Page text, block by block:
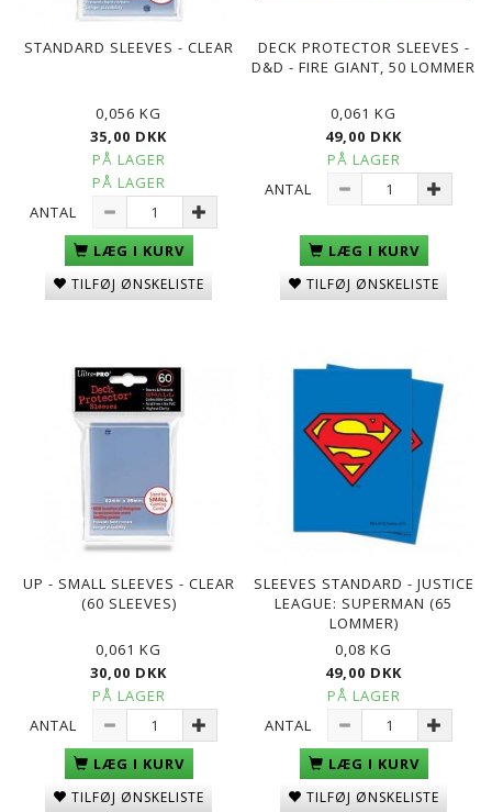
STANDARD SLEEVES - CLEAR
0,056 KG
35,00 DKK
PÅ LAGER
PÅ LAGER
ANTAL
LÆG I KURV
TILFØJ ØNSKELISTE
DECK PROTECTOR SLEEVES -
D&D - FIRE GIANT, 50 LOMMER
0,061 KG
49,00 DKK
PÅ LAGER
ANTAL
LÆG I KURV
TILFØJ ØNSKELISTE
UP - SMALL SLEEVES - CLEAR
(60 SLEEVES)
0,061 KG
30,00 DKK
PÅ LAGER
ANTAL
LÆG I KURV
TILFØJ ØNSKELISTE
SLEEVES STANDARD - JUSTICE
LEAGUE: SUPERMAN (65
LOMMER)
0,08 KG
49,00 DKK
PÅ LAGER
ANTAL
LÆG I KURV
TILFØJ ØNSKELISTE